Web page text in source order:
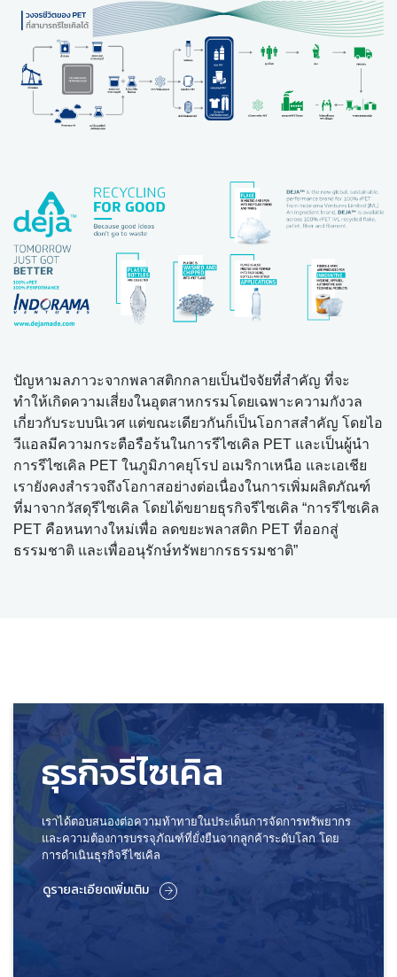
ปัญหามลภาวะจากพลาสติกกลายเป็นปัจจัยที่สำคัญ ที่จะ
ทำให้เกิดความเสี่ยงในอุตสาหกรรมโดยเฉพาะความกังวล
เกี่ยวกับระบบนิเวศ แต่ขณะเดียวกันก็เป็นโอกาสสำคัญ โดยไอ
วีแอลมีความกระตือรือร้นในการรีไซเคิล PET และเป็นผู้นำ
การรีไซเคิล PET ในภูมิภาคยุโรป อเมริกาเหนือ และเอเชีย
เรายังคงสำรวจถึงโอกาสอย่างต่อเนื่องในการเพิ่มผลิตภัณฑ์
ที่มาจากวัสดุรีไซเคิล โดยได้ขยายธุรกิจรีไซเคิล “การรีไซเคิล
PET คือหนทางใหม่เพื่อ ลดขยะพลาสติก PET ที่ออกสู่
ธรรมชาติ และเพื่ออนุรักษ์ทรัพยากรธรรมชาติ”
ธุรกิจรีไซเคิล
เราได้ตอบสนองต่อความท้าทายในประเด็นการจัดการทรัพยากร
และความต้องการบรรจุภัณฑ์ที่ยั่งยืนจากลูกค้าระดับโลก โดย
การดำเนินธุรกิจรีไซเคิล
ดูรายละเอียดเพิ่มเติม